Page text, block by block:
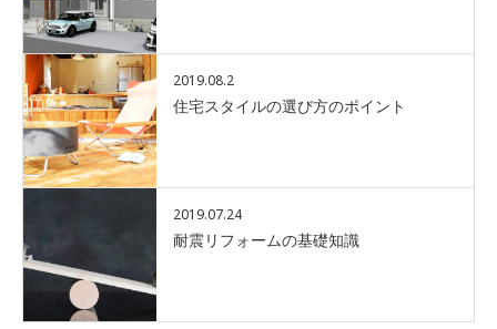
2019.08.2
住宅スタイルの選び方のポイント
2019.07.24
耐震リフォームの基礎知識